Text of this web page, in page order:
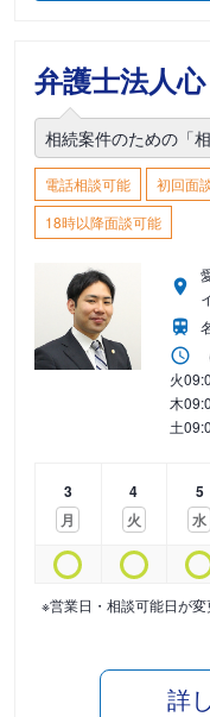
弁護士法人心
相続案件のための「
電話相談可能 初回面
18時以降面談可能
火
木
土
3
月
4
火
5
水
※営業日・相談可能日が
詳